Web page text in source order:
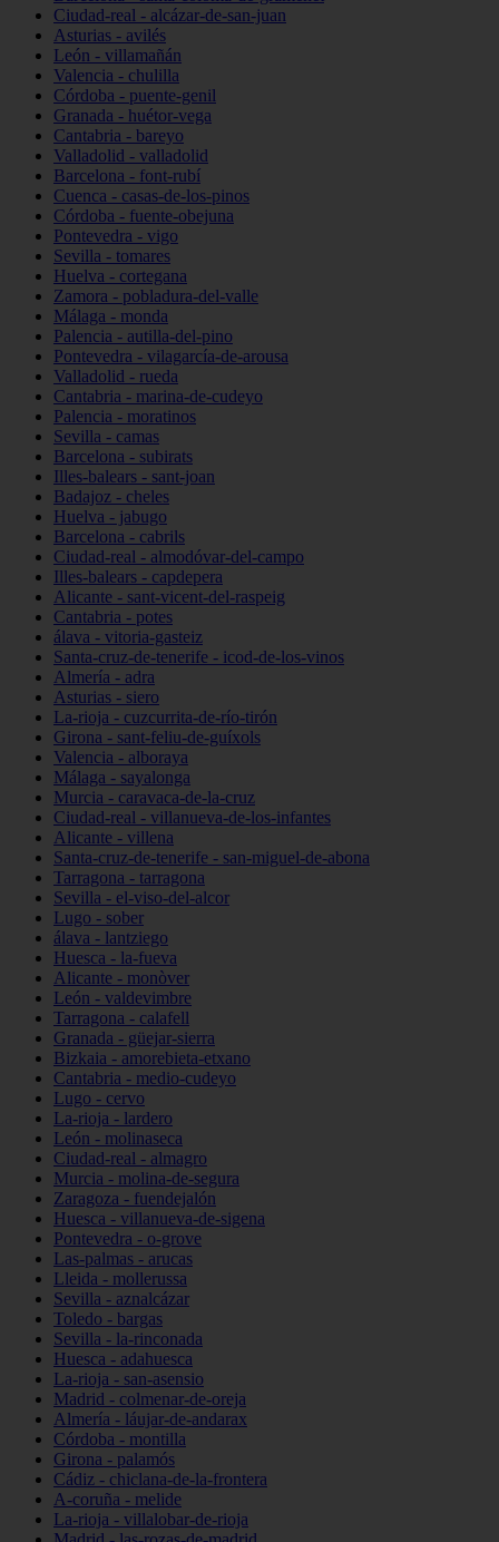
Ciudad-real - alcázar-de-san-juan
Asturias - avilés
León - villamañán
Valencia - chulilla
Córdoba - puente-genil
Granada - huétor-vega
Cantabria - bareyo
Valladolid - valladolid
Barcelona - font-rubí
Cuenca - casas-de-los-pinos
Córdoba - fuente-obejuna
Pontevedra - vigo
Sevilla - tomares
Huelva - cortegana
Zamora - pobladura-del-valle
Málaga - monda
Palencia - autilla-del-pino
Pontevedra - vilagarcía-de-arousa
Valladolid - rueda
Cantabria - marina-de-cudeyo
Palencia - moratinos
Sevilla - camas
Barcelona - subirats
Illes-balears - sant-joan
Badajoz - cheles
Huelva - jabugo
Barcelona - cabrils
Ciudad-real - almodóvar-del-campo
Illes-balears - capdepera
Alicante - sant-vicent-del-raspeig
Cantabria - potes
álava - vitoria-gasteiz
Santa-cruz-de-tenerife - icod-de-los-vinos
Almería - adra
Asturias - siero
La-rioja - cuzcurrita-de-río-tirón
Girona - sant-feliu-de-guíxols
Valencia - alboraya
Málaga - sayalonga
Murcia - caravaca-de-la-cruz
Ciudad-real - villanueva-de-los-infantes
Alicante - villena
Santa-cruz-de-tenerife - san-miguel-de-abona
Tarragona - tarragona
Sevilla - el-viso-del-alcor
Lugo - sober
álava - lantziego
Huesca - la-fueva
Alicante - monòver
León - valdevimbre
Tarragona - calafell
Granada - güejar-sierra
Bizkaia - amorebieta-etxano
Cantabria - medio-cudeyo
Lugo - cervo
La-rioja - lardero
León - molinaseca
Ciudad-real - almagro
Murcia - molina-de-segura
Zaragoza - fuendejalón
Huesca - villanueva-de-sigena
Pontevedra - o-grove
Las-palmas - arucas
Lleida - mollerussa
Sevilla - aznalcázar
Toledo - bargas
Sevilla - la-rinconada
Huesca - adahuesca
La-rioja - san-asensio
Madrid - colmenar-de-oreja
Almería - láujar-de-andarax
Córdoba - montilla
Girona - palamós
Cádiz - chiclana-de-la-frontera
A-coruña - melide
La-rioja - villalobar-de-rioja